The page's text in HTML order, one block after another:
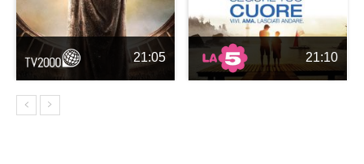
21:05 21:10